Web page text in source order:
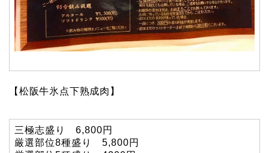
【松阪牛氷点下熟成肉】
三極志盛り 6,800円
厳選部位8種盛り 5,800円